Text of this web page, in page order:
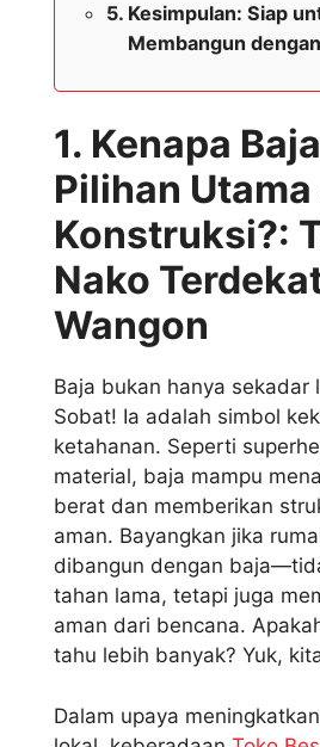
Kesimpulan: Siap
Membangun
1. Kenapa
Pilihan
Konstruksi?:
Nako
Wangon
Baja bukan hanya sekadar
Sobat! Ia adalah simbol
ketahanan. Seperti
material, baja mampu
berat dan memberikan
aman. Bayangkan jika
dibangun dengan
tahan lama, tetapi juga
aman dari bencana.
tahu lebih banyak? Yuk,
Dalam upaya